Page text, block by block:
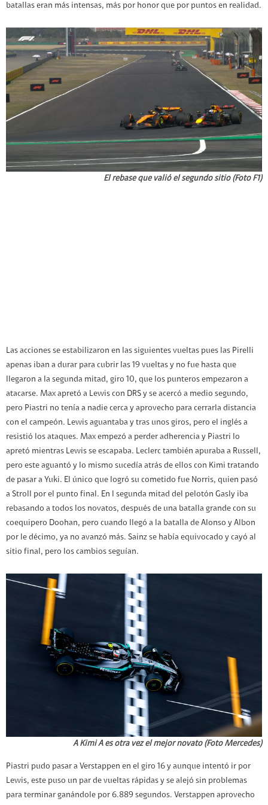
batallas eran más intensas, más por honor que por puntos en realidad.
El rebase que valió el segundo sitio (Foto F1)
Las acciones se estabilizaron en las siguientes vueltas pues las Pirelli
apenas iban a durar para cubrir las 19 vueltas y no fue hasta que
llegaron a la segunda mitad, giro 10, que los punteros empezaron a
atacarse. Max apretó a Lewis con DRS y se acercó a medio segundo,
pero Piastri no tenía a nadie cerca y aprovecho para cerrarla distancia
con el campeón. Lewis aguantaba y tras unos giros, pero el inglés a
resistió los ataques. Max empezó a perder adherencia y Piastri lo
apretó mientras Lewis se escapaba. Leclerc también apuraba a Russell,
pero este aguantó y lo mismo sucedía atrás de ellos con Kimi tratando
de pasar a Yuki. El único que logró su cometido fue Norris, quien pasó
a Stroll por el punto final. En l segunda mitad del pelotón Gasly iba
rebasando a todos los novatos, después de una batalla grande con su
coequipero Doohan, pero cuando llegó a la batalla de Alonso y Albon
por le décimo, ya no avanzó más. Sainz se había equivocado y cayó al
sitio final, pero los cambios seguían.
A Kimi A es otra vez el mejor novato (Foto Mercedes)
Piastri pudo pasar a Verstappen en el giro 16 y aunque intentó ir por
Lewis, este puso un par de vueltas rápidas y se alejó sin problemas
para terminar ganándole por 6.889 segundos. Verstappen aprovecho